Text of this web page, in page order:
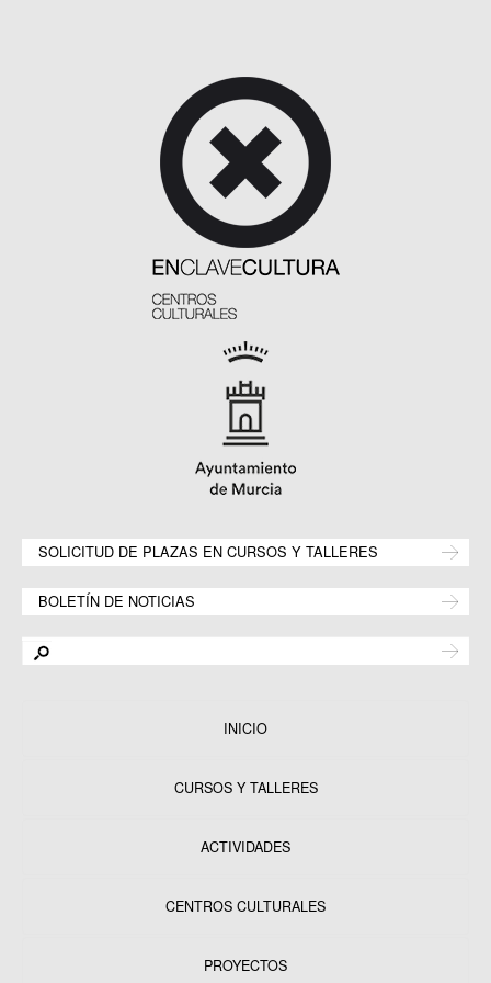
SOLICITUD DE PLAZAS EN CURSOS Y TALLERES
BOLETÍN DE NOTICIAS
INICIO
CURSOS Y TALLERES
ACTIVIDADES
CENTROS CULTURALES
PROYECTOS